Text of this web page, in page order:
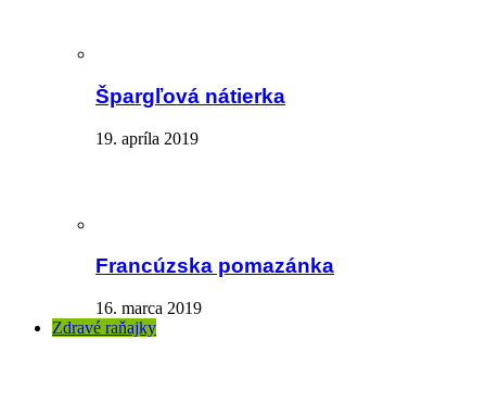
Špargľová nátierka
19. apríla 2019
Francúzska pomazánka
16. marca 2019
Zdravé raňajky